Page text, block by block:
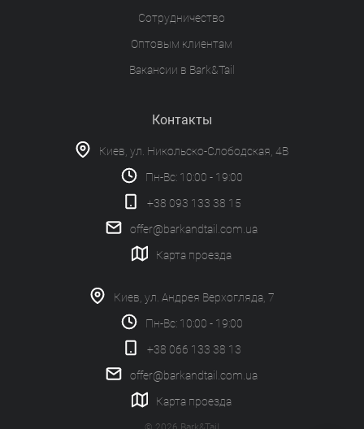
Сотрудничество
Оптовым клиентам
Вакансии в Bark&Tail
Контакты
Киев, ул. Никольско-Слободская, 4В
Пн-Вс: 10:00 - 19:00
+38 093 133 38 15
offer@barkandtail.com.ua
Карта проезда
Киев, ул. Андрея Верхогляда, 7
Пн-Вс: 10:00 - 19:00
+38 066 133 38 13
offer@barkandtail.com.ua
Карта проезда